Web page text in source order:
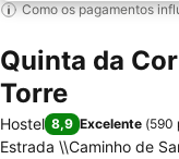
Como os pagamentos
Quinta da
Torre
Hostel 8,9 Excelente (590
Estrada \\Caminho de